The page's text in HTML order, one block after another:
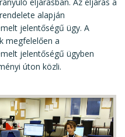
alapján
jelentőségű ügy. A
megfelelően a
jelentőségű ügyben
úton közli.